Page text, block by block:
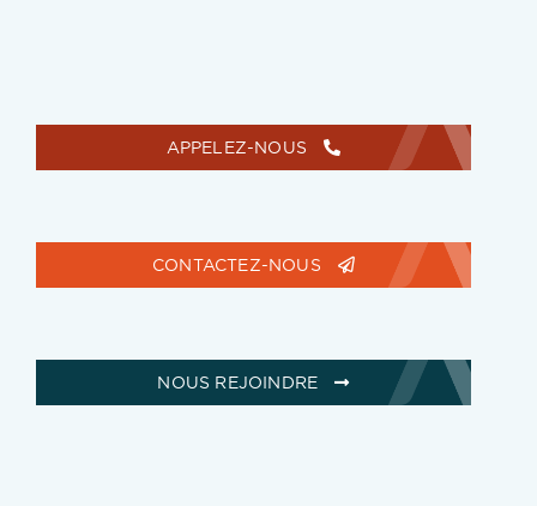
APPELEZ-NOUS
CONTACTEZ-NOUS
NOUS REJOINDRE